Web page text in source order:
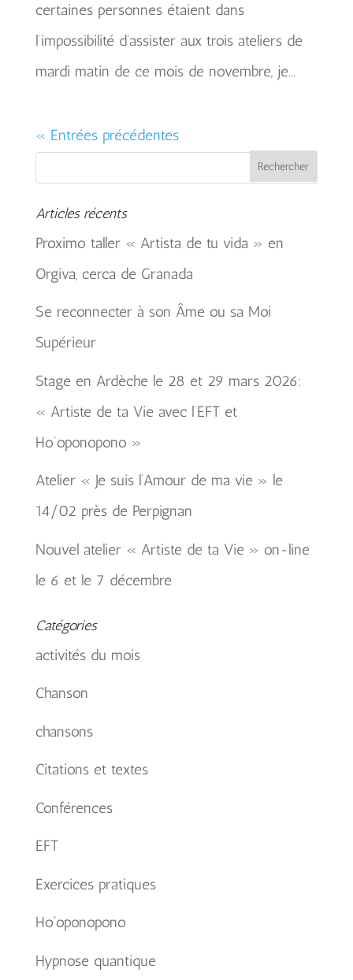
certaines personnes étaient dans
l’impossibilité d’assister aux trois ateliers de
mardi matin de ce mois de novembre, je...
« Entrées précédentes
Articles récents
Proximo taller « Artista de tu vida » en
Orgiva, cerca de Granada
Se reconnecter à son Âme ou sa Moi
Supérieur
Stage en Ardèche le 28 et 29 mars 2026:
« Artiste de ta Vie avec l’EFT et
Ho’oponopono »
Atelier « Je suis l’Amour de ma vie » le
14/02 près de Perpignan
Nouvel atelier « Artiste de ta Vie » on-line
le 6 et le 7 décembre
Catégories
activités du mois
Chanson
chansons
Citations et textes
Conférences
EFT
Exercices pratiques
Ho'oponopono
Hypnose quantique